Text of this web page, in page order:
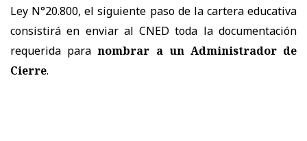
Ley N°20.800, el siguiente paso de la cartera educativa
consistirá en enviar al CNED toda la documentación
requerida paranombrar a un Administrador de
Cierre.